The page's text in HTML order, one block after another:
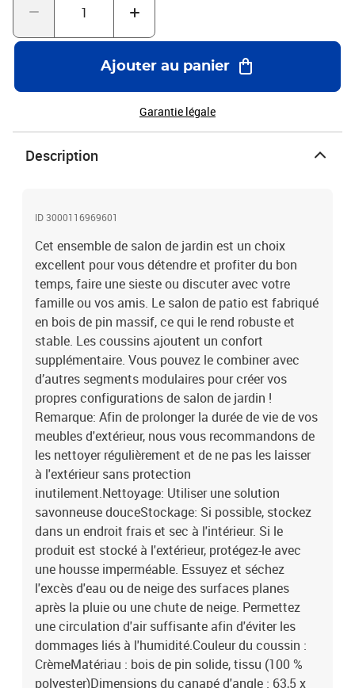
des surfaces planes après la pluie ou une chute de neige.
dommages liés à l'humidité.Couleur du coussin : CrèmeMatériau :
bois de pin solide, tissu (100 % polyester)Dimensions du canapé
d'angle : 63,5 x 63,5 x 62,5 cm (l x P x H)Dimensions du canapé
central : 63,5 x 63,5 x 62,5 cm (l x P x H)Dimensions du repose-pied
: 63,5 x 63,5 x 28,5 cm (l x P x H)Dimensions du coussin de siège :
canapé d'angle4 x canapé central2 x repose-pied9 x coussin de
Ajouter au panier
Garantie légale
Description
ID 3000116969601
Cet ensemble de salon de jardin est un choix
excellent pour vous détendre et profiter du bon
temps, faire une sieste ou discuter avec votre
famille ou vos amis. Le salon de patio est fabriqué
en bois de pin massif, ce qui le rend robuste et
stable. Les coussins ajoutent un confort
supplémentaire. Vous pouvez le combiner avec
d’autres segments modulaires pour créer vos
propres configurations de salon de jardin !
Remarque: Afin de prolonger la durée de vie de vos
meubles d'extérieur, nous vous recommandons de
les nettoyer régulièrement et de ne pas les laisser
à l'extérieur sans protection
inutilement.Nettoyage: Utiliser une solution
savonneuse douceStockage: Si possible, stockez
dans un endroit frais et sec à l'intérieur. Si le
produit est stocké à l'extérieur, protégez-le avec
une housse imperméable. Essuyez et séchez
l'excès d'eau ou de neige des surfaces planes
après la pluie ou une chute de neige. Permettez
une circulation d'air suffisante afin d'éviter les
dommages liés à l'humidité.Couleur du coussin :
CrèmeMatériau : bois de pin solide, tissu (100 %
polyester)Dimensions du canapé d'angle : 63,5 x